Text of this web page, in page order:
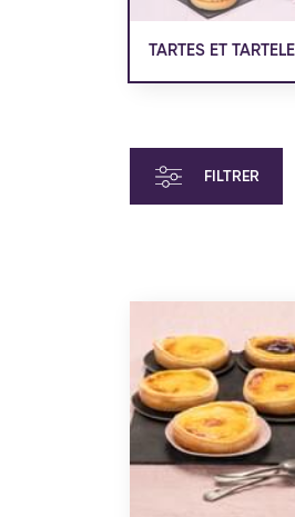
TARTES ET
FILTRER
VIENNOISERIE ET
AMÉRICAINE